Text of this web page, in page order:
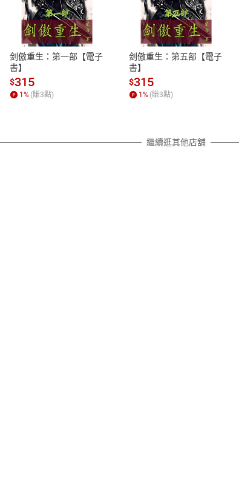
PAY、AFTEE
退換貨規範
本店是否提供消費者保護法七日猶
之權利，遽消費者保護法及通訊交
除權合理例外情事適用準則，依商
質各有不同規定。詳細退換貨說明
照各商品說明。
剑傲重生：第一部【電子
書】
$315
1% (賺3點)
剑傲重生：第五部【電子
書】
$315
1% (賺3點)
繼續逛其他店舖